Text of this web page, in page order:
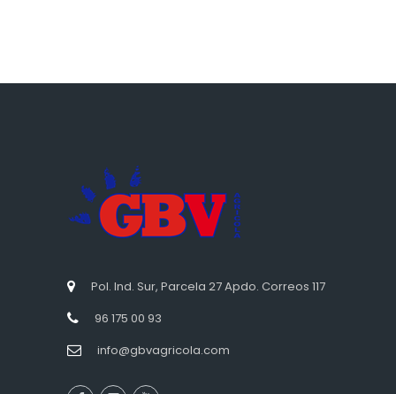
Pol. Ind. Sur, Parcela 27 Apdo. Correos 117
96 175 00 93
info@gbvagricola.com